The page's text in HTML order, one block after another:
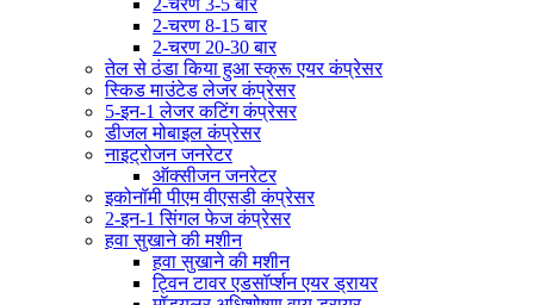
2-चरण 3-5 बार
2-चरण 8-15 बार
2-चरण 20-30 बार
तेल से ठंडा किया हुआ स्क्रू एयर कंप्रेसर
स्किड माउंटेड लेजर कंप्रेसर
5-इन-1 लेजर कटिंग कंप्रेसर
डीजल मोबाइल कंप्रेसर
नाइट्रोजन जनरेटर
ऑक्सीजन जनरेटर
इकोनॉमी पीएम वीएसडी कंप्रेसर
2-इन-1 सिंगल फेज कंप्रेसर
हवा सुखाने की मशीन
हवा सुखाने की मशीन
ट्विन टावर एडसॉर्प्शन एयर ड्रायर